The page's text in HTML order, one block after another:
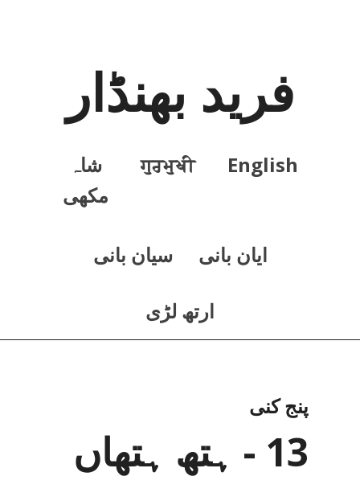
فرید بھنڈار
English
ਗੁਰਮੁਖੀ
شاہ
مکھی
ايان بانی سيان بانی
ارتھ لڑی
پنج کنی
13 - ہتھ ہتھاں